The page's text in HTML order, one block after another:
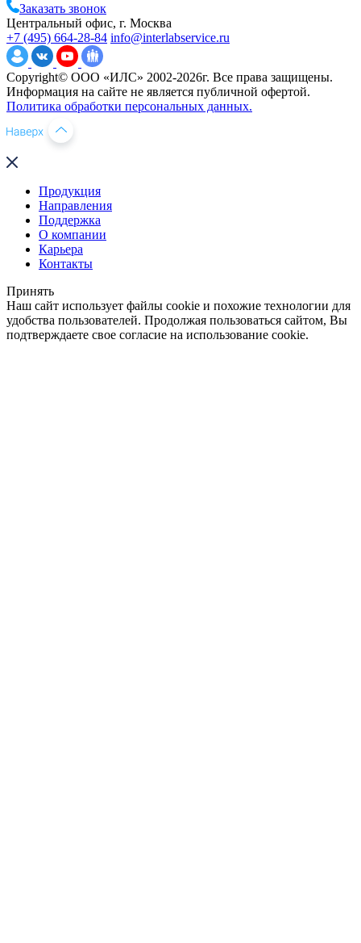
Заказать звонок
Центральный офис, г. Москва
+7 (495) 664-28-84 info@interlabservice.ru
Copyright© ООО «ИЛС» 2002-2026г. Все права защищены.
Информация на сайте не является публичной офертой.
Политика обработки персональных данных.
Продукция
Направления
Поддержка
О компании
Карьера
Контакты
Принять
Наш сайт использует файлы cookie и похожие технологии для
удобства пользователей. Продолжая пользоваться сайтом, Вы
подтверждаете свое согласие на использование cookie.